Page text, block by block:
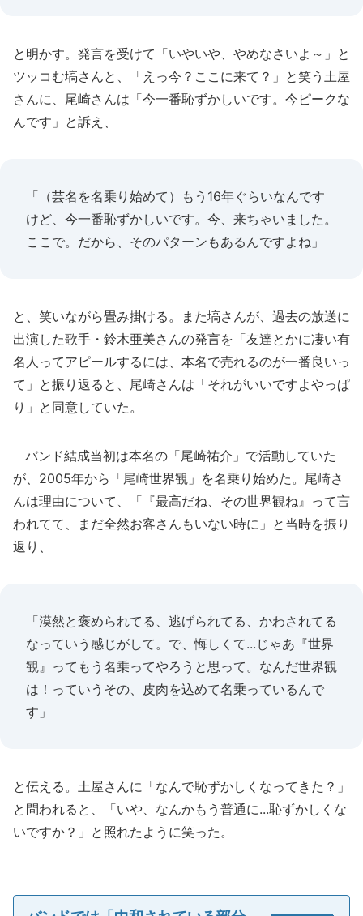
と明かす。発言を受けて「いやいや、やめなさいよ～」と
ツッコむ塙さんと、「えっ今？ここに来て？」と笑う土屋
さんに、尾崎さんは「今一番恥ずかしいです。今ピークな
んです」と訴え、
「（芸名を名乗り始めて）もう16年ぐらいなんです
けど、今一番恥ずかしいです。今、来ちゃいました。
ここで。だから、そのパターンもあるんですよね」
と、笑いながら畳み掛ける。また塙さんが、過去の放送に
出演した歌手・鈴木亜美さんの発言を「友達とかに凄い有
名人ってアピールするには、本名で売れるのが一番良いっ
て」と振り返ると、尾崎さんは「それがいいですよやっぱ
り」と同意していた。
バンド結成当初は本名の「尾崎祐介」で活動していた
が、2005年から「尾崎世界観」を名乗り始めた。尾崎さ
んは理由について、「『最高だね、その世界観ね』って言
われてて、まだ全然お客さんもいない時に」と当時を振り
返り、
「漠然と褒められてる、逃げられてる、かわされてる
なっていう感じがして。で、悔しくて...じゃあ『世界
観』ってもう名乗ってやろうと思って。なんだ世界観
は！っていうその、皮肉を込めて名乗っているんで
す」
と伝える。土屋さんに「なんで恥ずかしくなってきた？」
と問われると、「いや、なんかもう普通に...恥ずかしくな
いですか？」と照れたように笑った。